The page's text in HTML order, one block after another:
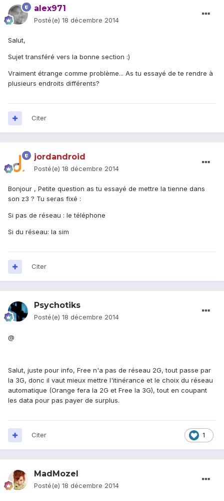
alex971
Posté(e) 18 décembre 2014
Salut,
Sujet transféré vers la bonne section :)
Vraiment étrange comme problème... As tu essayé de te rendre à
plusieurs endroits différents?
Citer
jordandroid
Posté(e) 18 décembre 2014
Bonjour , Petite question as tu essayé de mettre la tienne dans
son z3 ? Tu seras fixé :
Si pas de réseau : le téléphone
Si du réseau: la sim
Citer
Psychotiks
Posté(e) 18 décembre 2014
@
Salut, juste pour info, Free n'a pas de réseau 2G, tout passe par
la 3G, donc il vaut mieux mettre l'itinérance et le choix du réseau
automatique (Orange fera la 2G et Free la 3G), tout en coupant
les data pour pas payer de surplus.
1
Citer
MadMozel
Posté(e) 18 décembre 2014